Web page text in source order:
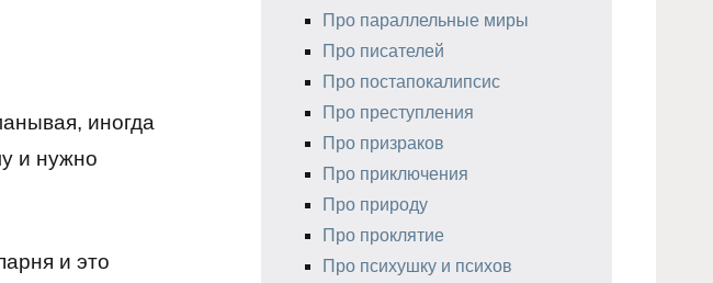
иногда
и нужно
и это
Про параллельные миры
Про писателей
Про постапокалипсис
Про преступления
Про призраков
Про приключения
Про природу
Про проклятие
Про психушку и психов